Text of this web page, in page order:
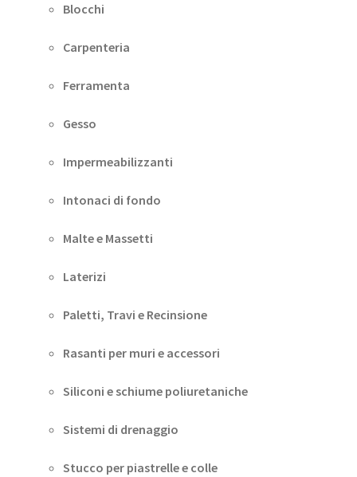
Blocchi
Carpenteria
Ferramenta
Gesso
Impermeabilizzanti
Intonaci di fondo
Malte e Massetti
Laterizi
Paletti, Travi e Recinsione
Rasanti per muri e accessori
Siliconi e schiume poliuretaniche
Sistemi di drenaggio
Stucco per piastrelle e colle